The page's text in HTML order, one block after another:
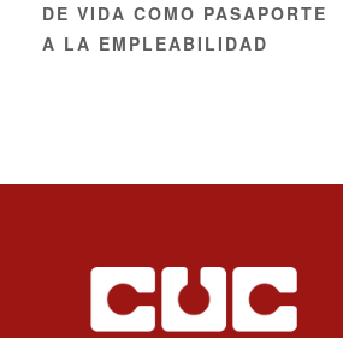
DE VIDA COMO PASAPORTE
A LA EMPLEABILIDAD